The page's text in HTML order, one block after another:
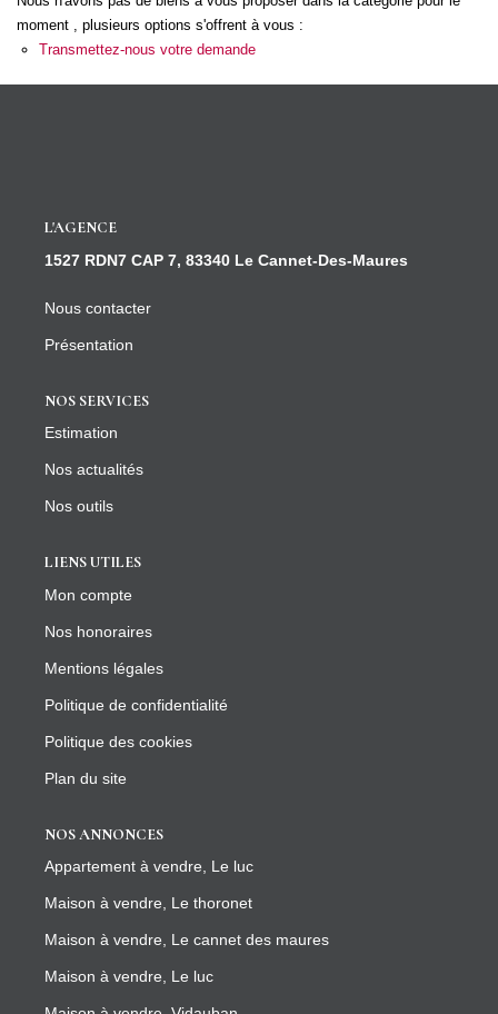
CONTACT
moment , plusieurs options s'offrent à vous :
Transmettez-nous votre demande
L'AGENCE
1527 RDN7 CAP 7, 83340 Le Cannet-Des-Maures
Nous contacter
Présentation
NOS SERVICES
Estimation
Nos actualités
Nos outils
LIENS UTILES
Mon compte
Nos honoraires
Mentions légales
Politique de confidentialité
Politique des cookies
Plan du site
NOS ANNONCES
Appartement à vendre, Le luc
Maison à vendre, Le thoronet
Maison à vendre, Le cannet des maures
Maison à vendre, Le luc